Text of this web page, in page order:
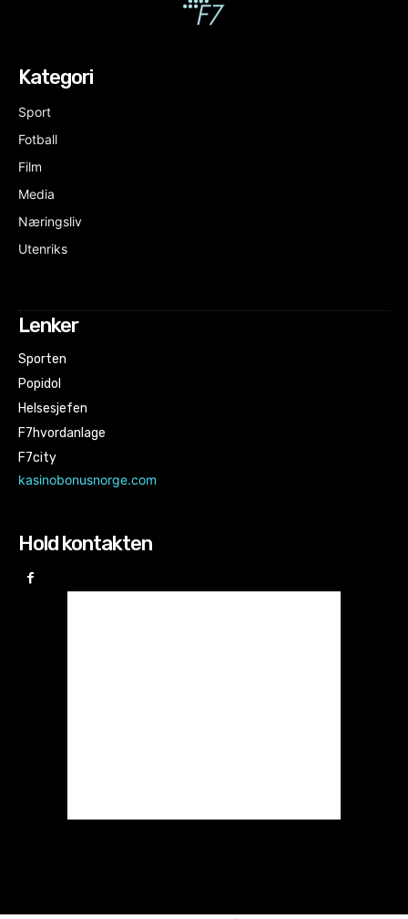
Kategori
Sport
Fotball
Film
Media
Næringsliv
Utenriks
Lenker
Sporten
Popidol
Helsesjefen
F7hvordanlage
F7city
kasinobonusnorge.com
Hold kontakten